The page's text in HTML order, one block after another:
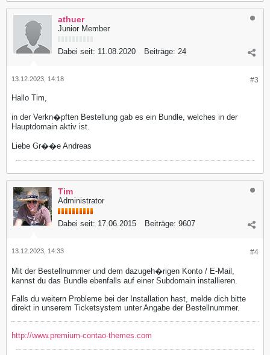
athuer
Junior Member
Dabei seit: 11.08.2020 Beiträge: 24
#3
13.12.2023, 14:18
Hallo Tim,
in der Verkn�pften Bestellung gab es ein Bundle, welches in der
Hauptdomain aktiv ist.
Liebe Gr��e Andreas
Tim
Administrator
Dabei seit: 17.06.2015 Beiträge: 9607
#4
13.12.2023, 14:33
Mit der Bestellnummer und dem dazugeh�rigen Konto / E-Mail,
kannst du das Bundle ebenfalls auf einer Subdomain installieren.
Falls du weitern Probleme bei der Installation hast, melde dich bitte
direkt in unserem Ticketsystem unter Angabe der Bestellnummer.
http://www.premium-contao-themes.com